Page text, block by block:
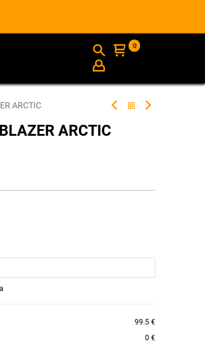
INFO
0
ARCTIC
ARCTIC
99.5 €
0 €